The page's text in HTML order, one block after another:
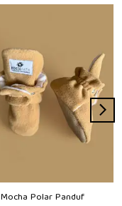
Mocha Polar Panduf